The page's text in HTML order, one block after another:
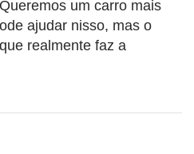
um carro mais
ajudar nisso, mas o
realmente faz a